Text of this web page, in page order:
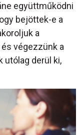
együttműködni
bejöttek-e a
a
végezzünk a
utólag derül ki,